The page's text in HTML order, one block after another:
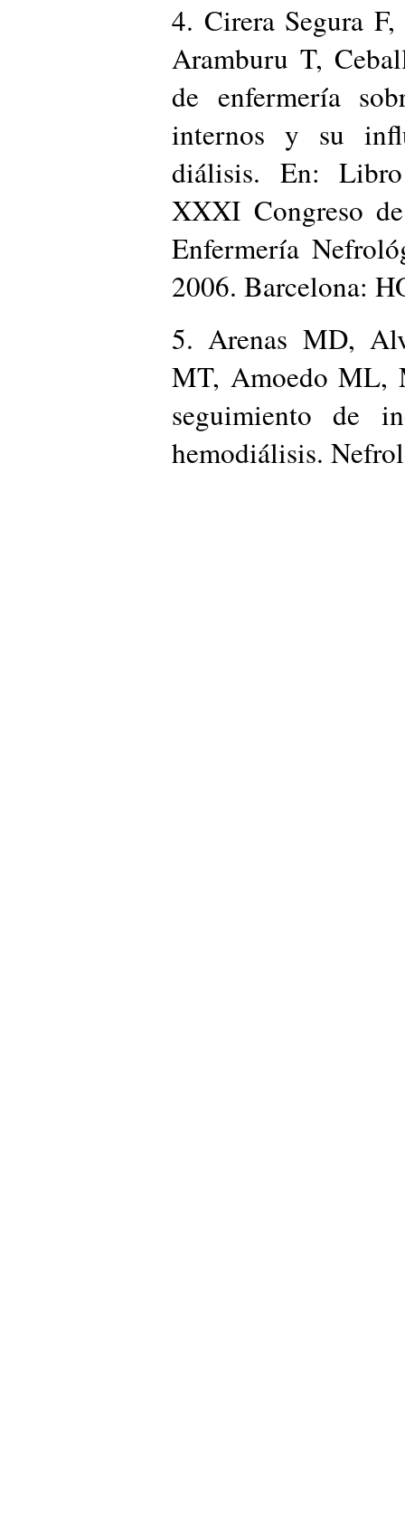
4. Cirera Segura
Aramburu T,
de enfermería
internos y su
diálisis. En:
XXXI Congreso
Enfermería
2006. Barcelona:
5. Arenas MD,
MT, Amoedo ML,
seguimiento de
hemodiálisis.